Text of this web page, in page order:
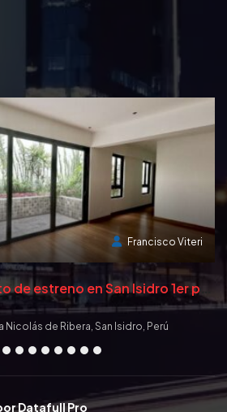
Francisco Viteri
V
enta departamento de estreno en San Isidro 1er piso
Nicolás de Ribera, San Isidro, Perú
Datafull Pro